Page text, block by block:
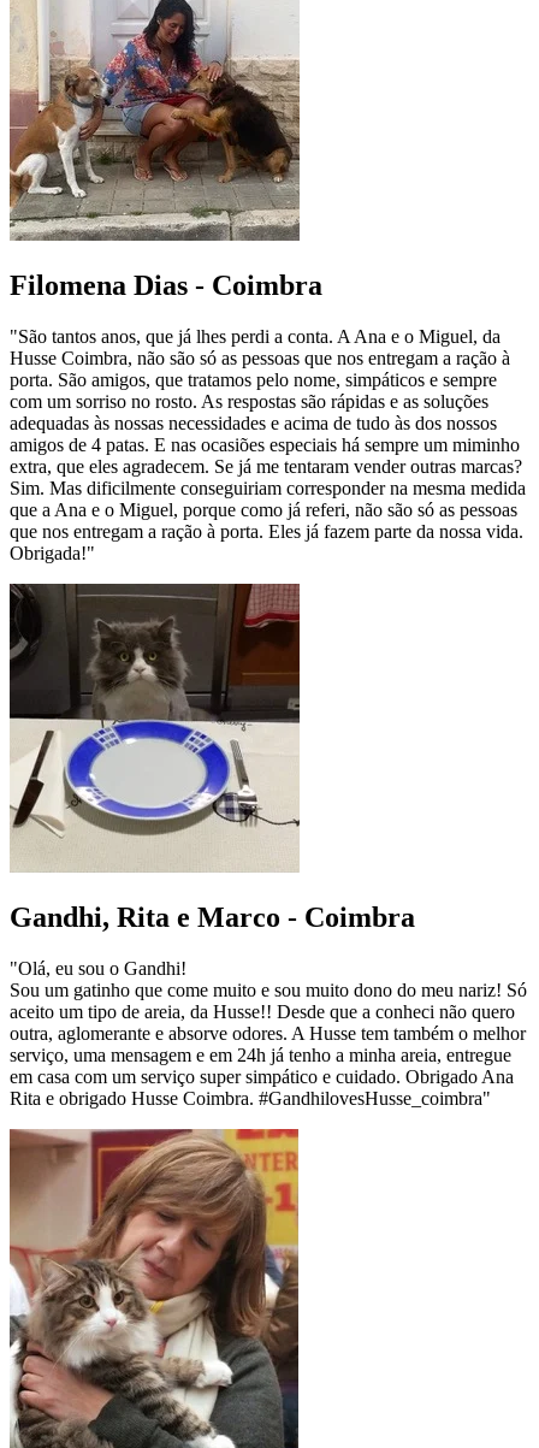
Filomena Dias - Coimbra
"São tantos anos, que já lhes perdi a conta. A Ana e o Miguel, da
Husse Coimbra, não são só as pessoas que nos entregam a ração à
porta. São amigos, que tratamos pelo nome, simpáticos e sempre
com um sorriso no rosto. As respostas são rápidas e as soluções
adequadas às nossas necessidades e acima de tudo às dos nossos
amigos de 4 patas. E nas ocasiões especiais há sempre um miminho
extra, que eles agradecem. Se já me tentaram vender outras marcas?
Sim. Mas dificilmente conseguiriam corresponder na mesma medida
que a Ana e o Miguel, porque como já referi, não são só as pessoas
que nos entregam a ração à porta. Eles já fazem parte da nossa vida.
Obrigada!"
Gandhi, Rita e Marco - Coimbra
"Olá, eu sou o Gandhi!
Sou um gatinho que come muito e sou muito dono do meu nariz! Só
aceito um tipo de areia, da Husse!! Desde que a conheci não quero
outra, aglomerante e absorve odores. A Husse tem também o melhor
serviço, uma mensagem e em 24h já tenho a minha areia, entregue
em casa com um serviço super simpático e cuidado. Obrigado Ana
Rita e obrigado Husse Coimbra. #GandhilovesHusse_coimbra"